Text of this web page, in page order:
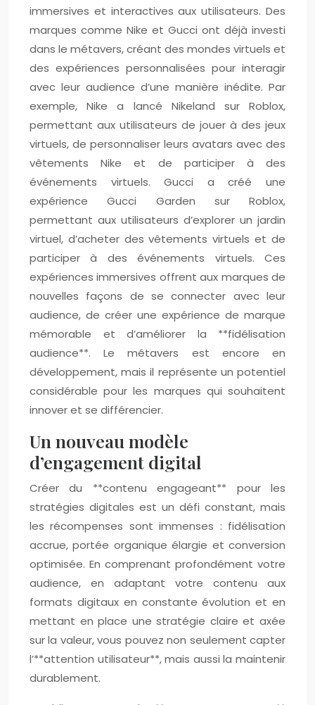
immersives et interactives aux utilisateurs. Des
marques comme Nike et Gucci ont déjà investi
dans le métavers, créant des mondes virtuels et
des expériences personnalisées pour interagir
avec leur audience d’une manière inédite. Par
exemple, Nike a lancé Nikeland sur Roblox,
permettant aux utilisateurs de jouer à des jeux
virtuels, de personnaliser leurs avatars avec des
vêtements Nike et de participer à des
événements virtuels. Gucci a créé une
expérience Gucci Garden sur Roblox,
permettant aux utilisateurs d’explorer un jardin
virtuel, d’acheter des vêtements virtuels et de
participer à des événements virtuels. Ces
expériences immersives offrent aux marques de
nouvelles façons de se connecter avec leur
audience, de créer une expérience de marque
mémorable et d’améliorer la **fidélisation
audience**. Le métavers est encore en
développement, mais il représente un potentiel
considérable pour les marques qui souhaitent
innover et se différencier.
Un nouveau modèle
d’engagement digital
Créer du **contenu engageant** pour les
stratégies digitales est un défi constant, mais
les récompenses sont immenses : fidélisation
accrue, portée organique élargie et conversion
optimisée. En comprenant profondément votre
audience, en adaptant votre contenu aux
formats digitaux en constante évolution et en
mettant en place une stratégie claire et axée
sur la valeur, vous pouvez non seulement capter
l’**attention utilisateur**, mais aussi la maintenir
durablement.